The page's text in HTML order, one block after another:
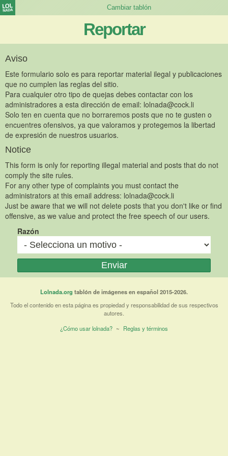
Reportar
Aviso
Este formulario solo es para reportar material ilegal y publicaciones
que no cumplen las reglas del sitio.
Para cualquier otro tipo de quejas debes contactar con los
administradores a esta dirección de email: lolnada@cock.li
Solo ten en cuenta que no borraremos posts que no te gusten o
encuentres ofensivos, ya que valoramos y protegemos la libertad
de expresión de nuestros usuarios.
Notice
This form is only for reporting illegal material and posts that do not
comply the site rules.
For any other type of complaints you must contact the
administrators at this email address: lolnada@cock.li
Just be aware that we will not delete posts that you don't like or find
offensive, as we value and protect the free speech of our users.
Razón
Lolnada.org tablón de imágenes en español 2015-2026.
Todo el contenido en esta página es propiedad y responsabilidad de sus respectivos
autores.
¿Cómo usar lolnada? ~ Reglas y términos